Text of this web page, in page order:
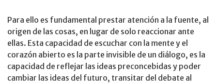
Para ello es fundamental prestar atención a la fuente, al
origen de las cosas, en lugar de solo reaccionar ante
ellas. Esta capacidad de escuchar con la mente y el
corazón abierto es la parte invisible de un diálogo, es la
capacidad de reflejar las ideas preconcebidas y poder
cambiar las ideas del futuro, transitar del debate al